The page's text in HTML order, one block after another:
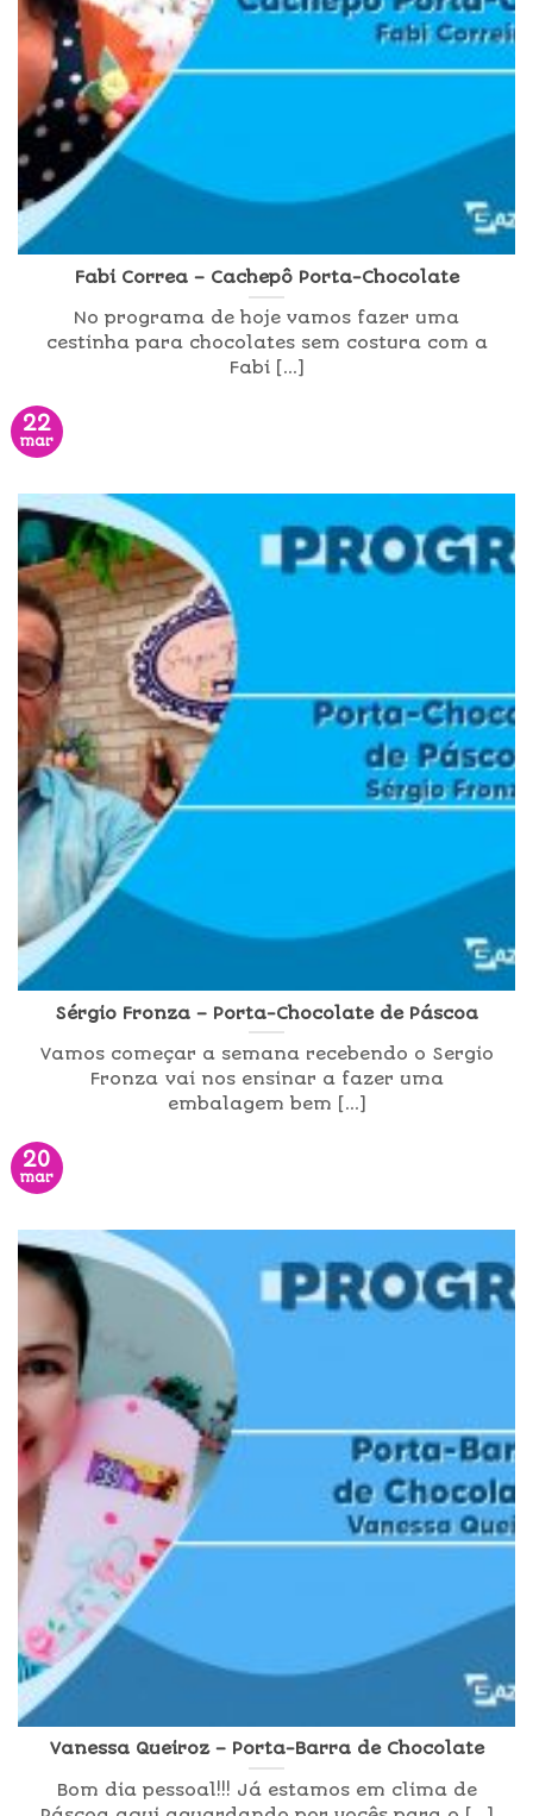
Fabi Correa – Cachepô Porta-Chocolate
No programa de hoje vamos fazer uma
cestinha para chocolates sem costura com a
Fabi [...]
22
mar
Sérgio Fronza – Porta-Chocolate de Páscoa
Vamos começar a semana recebendo o Sergio
Fronza vai nos ensinar a fazer uma
embalagem bem [...]
20
mar
Vanessa Queiroz – Porta-Barra de Chocolate
Bom dia pessoal!!! Já estamos em clima de